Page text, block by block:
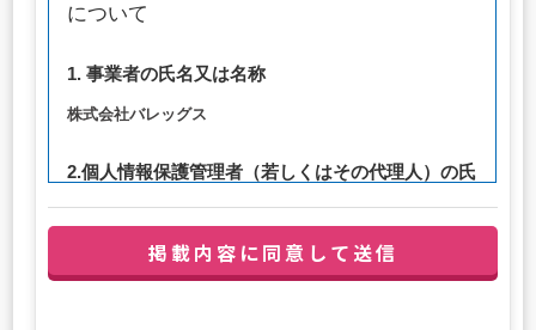
について
1. 事業者の氏名又は名称
株式会社バレッグス
2.個人情報保護管理者（若しくはその代理人）の氏
連絡先：privacy@balleggs.co.jp